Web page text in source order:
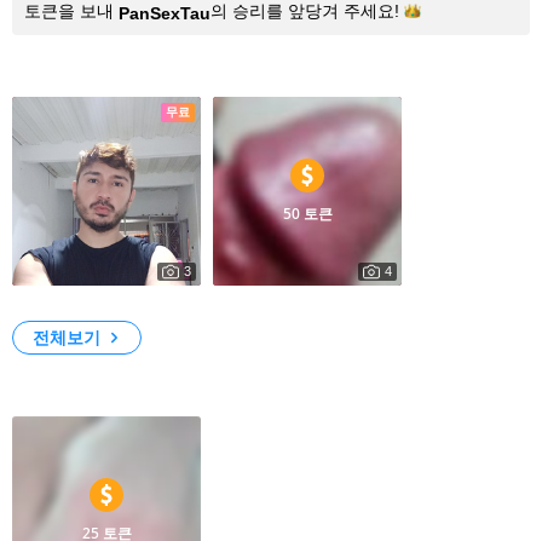
토큰을 보내 PanSexTau의 승리를 앞당겨 주세요!
무료
3
50 토큰
4
전체보기
25 토큰